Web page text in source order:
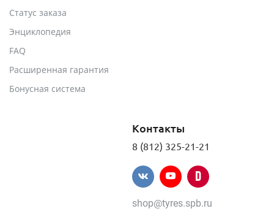
Статус заказа
Энциклопедия
FAQ
Расширенная гарантия
Бонусная система
Контакты
8 (812) 325-21-21
shop@tyres.spb.ru